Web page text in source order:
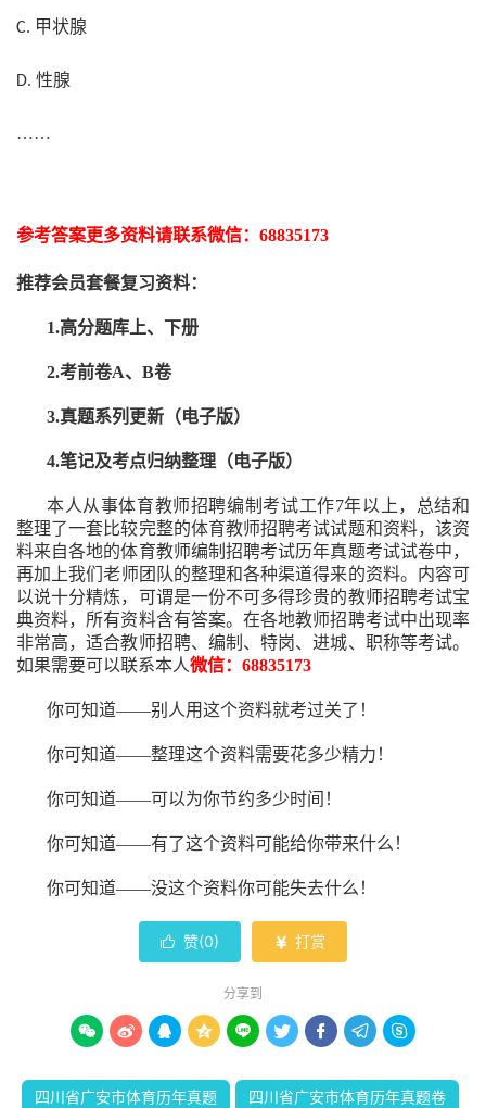
C. 甲状腺
D. 性腺
……
参考答案更多资料请联系微信： 68835173
推荐会员套餐复习资料：
1.高分题库上、下册
2.考前卷A、B卷
3.真题系列更新（电子版）
4.笔记及考点归纳整理（电子版）
本人从事体育教师招聘编制考试工作7年以上，总结和
整理了一套比较完整的体育教师招聘考试试题和资料，该资
料来自各地的体育教师编制招聘考试历年真题考试试卷中，
再加上我们老师 团队的整理和各种渠道得来的资料。内容可
以说十分精炼，可谓是一份不可多得珍贵的教师招聘考试宝
典资料，所有资料含有答案。在各地教师招聘考试中出现率
非常高，适合教师招聘、编制、特岗、进城、职称等考试。
如果需要可以联系本人微信：68835173
你可知道——别人用这个资料就考过关了！
你可知道——整理这个资料需要花多少精力 ！
你可知道——可以为你节约多少时间！
你可知道——有了这个资料可能给你带来什么！
你可知道——没这个资料你可能失去什么 ！
 赞(0)  打赏
分享到
        
四川省广安市体育历年真题 四川省广安市体育历年真题卷